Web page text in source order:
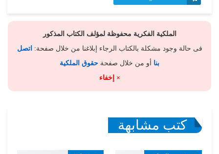
الملكية الفكرية محفوظة لمؤلف الكتاب المذكور
فى حالة وجود مشكلة بالكتاب الرجاء إبلاغنا من خلال صفحة: اتصل
بنا أو من خلال صفحة حقوق الملكية
× إخفاء
كتب مشابهة